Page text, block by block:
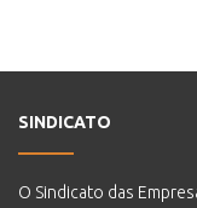
SINDICATO
O Sindicato das